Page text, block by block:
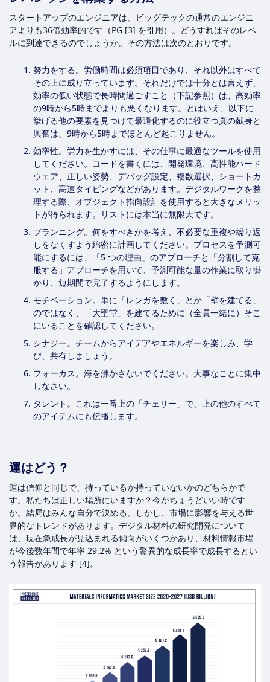
スタートアップのエンジニアは、ビッグテックの通常のエンジニ
アよりも36倍効率的です（PG [3] を引用）。どうすればそのレベ
ルに到達できるのでしょうか。その方法は次のとおりです。
努力をする。労働時間は必須項目であり、それ以外はすべて
その上に成り立っています。それだけでは十分とは言えず、
効率の低い状態で長時間過ごすこと（下記参照）は、高効率
の9時から5時までよりも悪くなります。とはいえ、以下に
挙げる他の要素を見つけて最適化するのに役立つ真の献身と
興奮は、9時から5時までほとんど起こりません。
効率性。労力を生かすには、その仕事に最適なツールを使用
してください。コードを書くには、開発環境、高性能ハード
ウェア、正しい姿勢、デバッグ設定、複数選択、ショートカ
ット、高速タイピングなどがあります。デジタルワークを整
理する際、オブジェクト指向設計を使用すると大きなメリッ
トが得られます。リストには本当に無限大です。
プランニング。何をすべきかを考え、不必要な重複や繰り返
しをなくすよう綿密に計画してください。プロセスを予測可
能にするには、「5 つの理由」のアプローチと「分割して克
服する」アプローチを用いて、予測可能な量の作業に取り掛
かり、短期間で完了するようにします。
モチベーション。単に「レンガを敷く」とか「壁を建てる」
のではなく、「大聖堂」を建てるために（全員一緒に）そこ
にいることを確認してください。
シナジー。チームからアイデアやエネルギーを楽しみ、学
び、共有しましょう。
フォーカス。海を沸かさないでください。大事なことに集中
しなさい。
タレント。これは一番上の「チェリー」で、上の他のすべて
のアイテムにも伝播します。
運はどう？
運は信仰と同じで、持っているか持っていないかのどちらかで
す。私たちは正しい場所にいますか？今がちょうどいい時です
か。結局はみんな自分で決める。しかし、市場に影響を与える世
界的なトレンドがあります。デジタル材料の研究開発について
は、現在急成長が見込まれる傾向がいくつかあり、材料情報市場
が今後数年間で年率 29.2% という驚異的な成長率で成長するとい
う報告があります [4]。